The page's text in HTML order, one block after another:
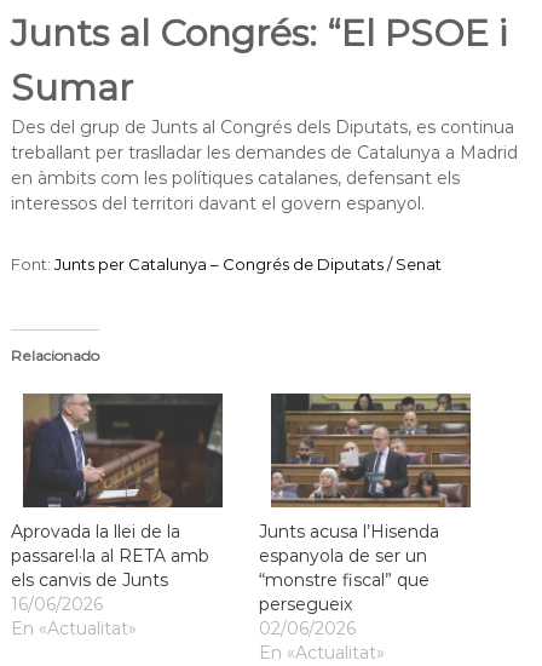
Junts al Congrés: “El PSOE i
Sumar
Des del grup de Junts al Congrés dels Diputats, es continua
treballant per traslladar les demandes de Catalunya a Madrid
en àmbits com les polítiques catalanes, defensant els
interessos del territori davant el govern espanyol.
Font: Junts per Catalunya – Congrés de Diputats / Senat
Relacionado
Aprovada la llei de la
passarel·la al RETA amb
els canvis de Junts
16/06/2026
En «Actualitat»
Junts acusa l’Hisenda
espanyola de ser un
“monstre fiscal” que
persegueix
02/06/2026
En «Actualitat»